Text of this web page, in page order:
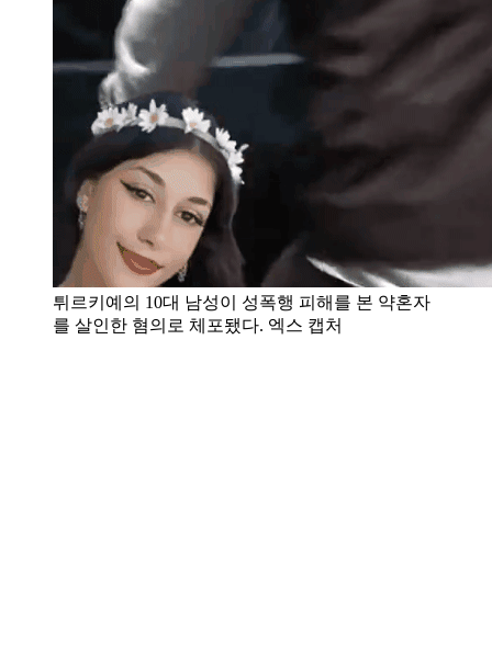
튀르키예의 10대 남성이 성폭행 피해를 본 약혼자
를 살인한 혐의로 체포됐다. 엑스 캡처